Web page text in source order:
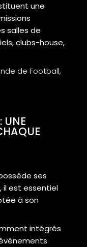
une
salles de
clubs-house,
de Football,
UNE
ses
il est essentiel
à son
intégrés